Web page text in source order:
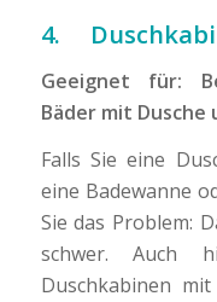
4.
Geeignet für:
Bäder mit Dusche
Falls Sie eine
eine Badewanne
Sie das Problem:
schwer. Auch
Duschkabinen